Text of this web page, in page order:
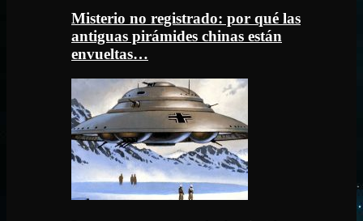
Misterio no registrado: por qué las
antiguas pirámides chinas están
envueltas…